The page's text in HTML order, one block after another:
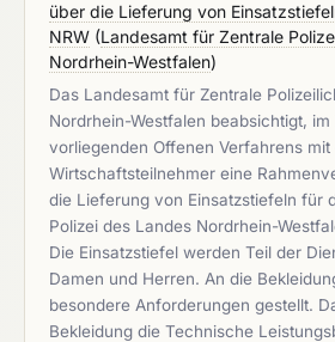
über die Lieferung von
NRW (Landesamt für Zentrale
Nordrhein-Westfalen)
Das Landesamt für Zentrale
Nordrhein-Westfalen beabsichtigt, im
vorliegenden Offenen Verfahrens mit
Wirtschaftsteilnehmer eine
die Lieferung von Einsatzstiefeln für
Polizei des Landes Nordrhein-
Die Einsatzstiefel werden Teil der
Damen und Herren. An die
besondere Anforderungen gestellt.
Bekleidung die Technische